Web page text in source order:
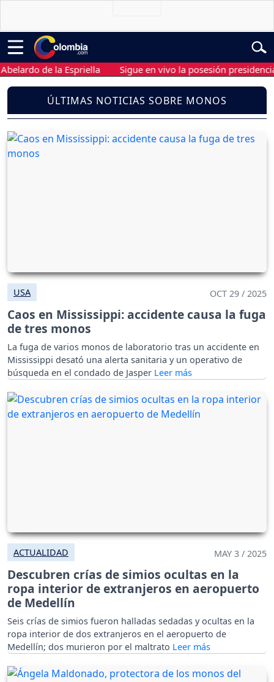
de la Espriella Sigue en vivo la posesión presidencial de
ÚLTIMAS NOTICIAS SOBRE MONOS
USA OCT 29 / 2025
Caos en Mississippi: accidente causa la fuga
de tres monos
La fuga de varios monos de laboratorio tras un accidente en
Mississippi desató una alerta sanitaria y un operativo de
búsqueda en el condado de Jasper
ACTUALIDAD MAY 3 / 2025
Descubren crías de simios ocultas en la
ropa interior de extranjeros en aeropuerto
de Medellín
Seis crías de simios fueron halladas sedadas y ocultas en la
ropa interior de dos extranjeros en el aeropuerto de
Medellín; dos murieron por el maltrato